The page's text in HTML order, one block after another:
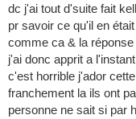
dc j'ai tout d'suite fait
pr savoir ce qu'il en
comme ca & la réponse
j'ai donc apprit a
c'est horrible j'ador
franchement la ils ont
personne ne sait si par